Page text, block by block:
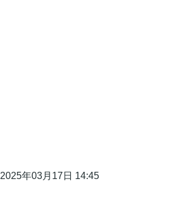
2025年03月17日 14:45